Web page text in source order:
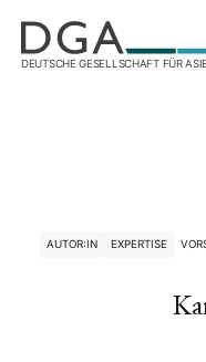
DEUTSCHE GESELLSCHAFT FÜR
AUTOR:IN EXPERTISE